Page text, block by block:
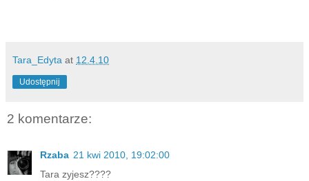
Tara_Edyta at 12.4.10
Udostępnij
2 komentarze:
Rzaba 21 kwi 2010, 19:02:00
Tara zyjesz????